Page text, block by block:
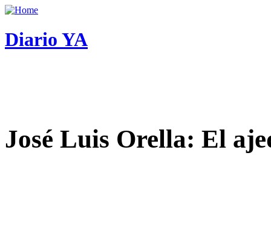
Diario YA
José Luis Orella: El